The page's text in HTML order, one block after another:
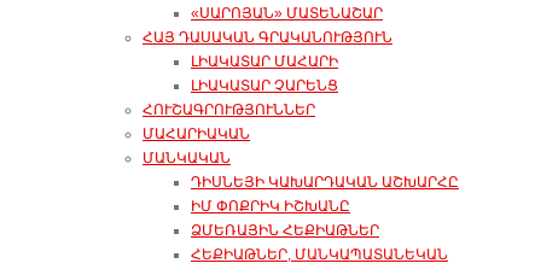
«ՍԱՐՈՅԱՆ» ՄԱՏԵՆԱՇԱՐ
ՀԱՅ ԴԱՍԱԿԱՆ ԳՐԱԿԱՆՈՒԹՅՈՒՆ
ԼԻԱԿԱՏԱՐ ՄԱՀԱՐԻ
ԼԻԱԿԱՏԱՐ ՉԱՐԵՆՑ
ՀՈՒՇԱԳՐՈՒԹՅՈՒՆՆԵՐ
ՄԱՀԱՐԻԱԿԱՆ
ՄԱՆԿԱԿԱՆ
ԴԻՍՆԵՅԻ ԿԱԽԱՐԴԱԿԱՆ ԱՇԽԱՐՀԸ
ԻՄ ՓՈՔՐԻԿ ԻՇԽԱՆԸ
ՁՄԵՌԱՅԻՆ ՀԵՔԻԱԹՆԵՐ
ՀԵՔԻԱԹՆԵՐ, ՄԱՆԿԱՊԱՏԱՆԵԿԱՆ